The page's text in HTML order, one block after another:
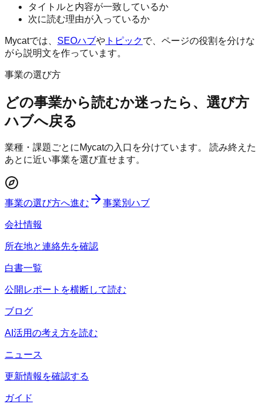
タイトルと内容が一致しているか
次に読む理由が入っているか
Mycatでは、 SEOハブや トピックで、ページの役割を分けな
がら説明文を作っています。
事業の選び方
どの事業から読むか迷ったら、選び方
ハブへ戻る
業種・課題ごとにMycatの入口を分けています。 読み終えた
あとに近い事業を選び直せます。
事業の選び方へ進む 事業別ハブ
会社情報
所在地と連絡先を確認
白書一覧
公開レポートを横断して読む
ブログ
AI活用の考え方を読む
ニュース
更新情報を確認する
ガイド